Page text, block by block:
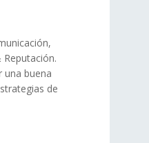
una buena
de